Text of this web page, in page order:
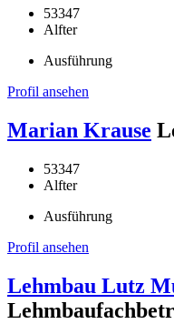
53347
Alfter
Ausführung
Profil ansehen
Marian Krause
53347
Alfter
Ausführung
Profil ansehen
Lehmbau Lutz